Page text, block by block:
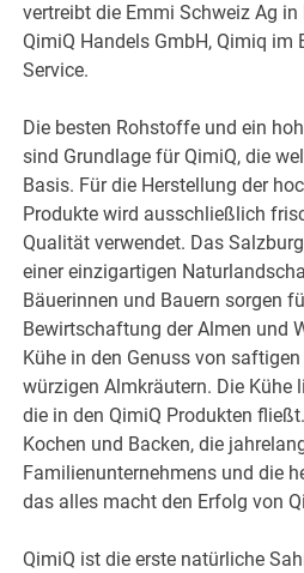
vertreibt die Emmi Schweiz Ag
QimiQ Handels GmbH, Qimiq im
Service.
Die besten Rohstoffe und ein
sind Grundlage für QimiQ, die
Basis. Für die Herstellung der
Produkte wird ausschließlich
Qualität verwendet. Das
einer einzigartigen
Bäuerinnen und Bauern sorgen
Bewirtschaftung der Almen und
Kühe in den Genuss von
würzigen Almkräutern. Die Kühe
die in den QimiQ Produkten
Kochen und Backen, die
Familienunternehmens und die
das alles macht den Erfolg von
QimiQ ist die erste natürliche